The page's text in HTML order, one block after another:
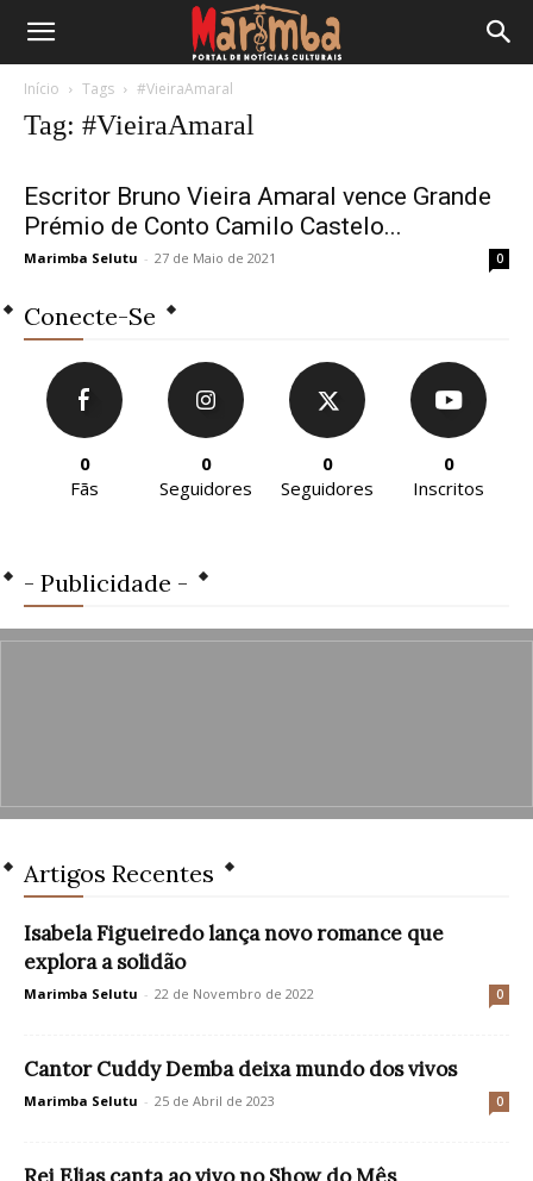
Início Tags #VieiraAmaral
Tag: #VieiraAmaral
Escritor Bruno Vieira Amaral vence Grande
Prémio de Conto Camilo Castelo...
Marimba Selutu - 27 de Maio de 2021 0
Conecte-Se
0
Fãs
0
Seguidores
0
Seguidores
0
Inscritos
- Publicidade -
Artigos Recentes
Isabela Figueiredo lança novo romance que
explora a solidão
Marimba Selutu - 22 de Novembro de 2022 0
Cantor Cuddy Demba deixa mundo dos vivos
Marimba Selutu - 25 de Abril de 2023 0